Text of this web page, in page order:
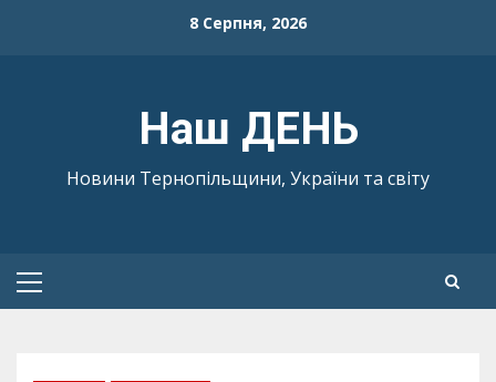
8 Серпня, 2026
Наш ДЕНЬ
Новини Тернопільщини, України та світу
Primary